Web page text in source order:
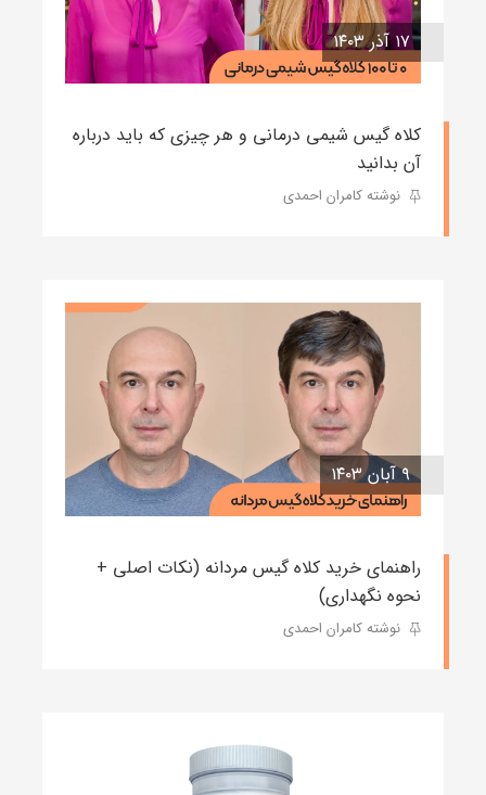
۱۷ آذر ۱۴۰۳
کلاه گیس شیمی درمانی و هر چیزی که باید درباره
آن بدانید
نوشته کامران احمدی
۹ آبان ۱۴۰۳
راهنمای خرید کلاه گیس مردانه (نکات اصلی +
نحوه نگهداری)
نوشته کامران احمدی